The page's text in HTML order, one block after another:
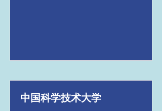
中国科学技术大学